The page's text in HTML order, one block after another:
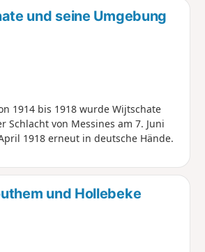
und seine Umgebung
1914 bis 1918 wurde Wijtschate
von Messines am 7. Juni
1918 erneut in deutsche Hände.
und Hollebeke